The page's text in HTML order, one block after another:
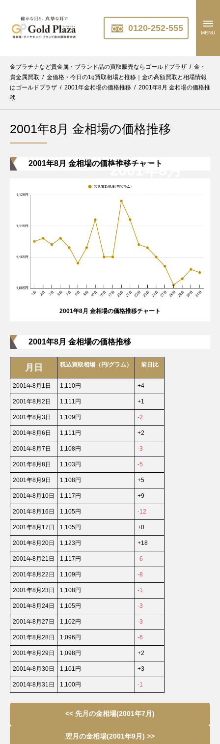
0120-252-555 MENU
金プラチナなど貴金属・ブランド品の買取販売ならゴールドプラザ / 金・
貴金属買取 / 金価格・今日の1g買取相場と推移｜金の高額買取と相場情報
はゴールドプラザ / 2001年金相場の価格推移 / 2001年8月 金相場の価格推
移
2001年8月 金相場の価格推移
2001年8月
2001年8月 金相場の価格推移チャート
2001年8月 金相場の価格推移チャート
2001年8月 金相場の価格推移
月日 税込買取相場（円/グラム） 前日比
2001年8月1日 1,110円 +4
2001年8月2日 1,111円 +1
2001年8月3日 1,109円 -2
2001年8月6日 1,111円 +2
2001年8月7日 1,108円 -3
2001年8月8日 1,103円 -5
2001年8月9日 1,108円 +5
2001年8月10日 1,117円 +9
2001年8月16日 1,105円 -12
2001年8月17日 1,105円 +0
2001年8月20日 1,123円 +18
2001年8月21日 1,117円 -6
2001年8月22日 1,109円 -8
2001年8月23日 1,108円 -1
2001年8月24日 1,105円 -3
2001年8月27日 1,102円 -3
2001年8月28日 1,096円 -6
2001年8月29日 1,098円 +2
2001年8月30日 1,101円 +3
2001年8月31日 1,100円 -1
<< 先月の金相場(2001年7月)
翌月の金相場(2001年9月) >>